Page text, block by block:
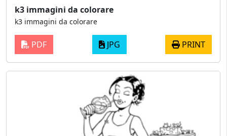
k3 immagini da colorare
k3 immagini da colorare
PDF JPG PRINT